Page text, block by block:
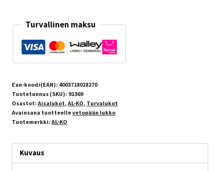
Turvallinen maksu
Ean-koodi(EAN): 4003718028270
Tuotetunnus (SKU): 91369
Osastot: Aisalukot, AL-KO, Turvalukot
Avainsana tuotteellevetopään lukko
Tuotemerkki: AL-KO
Kuvaus